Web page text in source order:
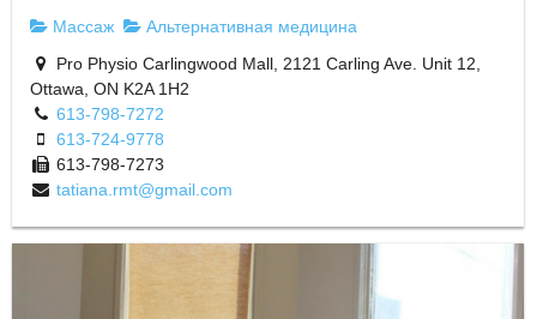
Массаж
Альтернативная медицина
Pro Physio Carlingwood Mall, 2121 Carling Ave. Unit 12,
Ottawa, ON K2A 1H2
613-798-7272
613-724-9778
613-798-7273
tatiana.rmt@gmail.com